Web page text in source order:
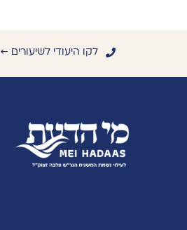
לקו היעודי לשיעורים ←